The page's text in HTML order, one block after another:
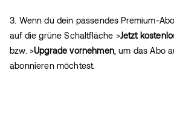
3. Wenn du dein passendes Premium-
auf die grüne Schaltfläche >Jetzt
bzw. >Upgrade vornehmen, um das Abo
abonnieren möchtest.